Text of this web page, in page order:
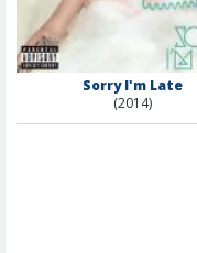
Sorry I'm Late
(2014)